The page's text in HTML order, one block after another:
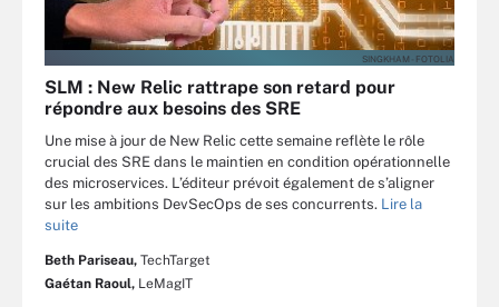
SINGKHAM - FOTOLIA
SLM : New Relic rattrape son retard pour
répondre aux besoins des SRE
Une mise à jour de New Relic cette semaine reflète le rôle
crucial des SRE dans le maintien en condition opérationnelle
des microservices. L’éditeur prévoit également de s’aligner
sur les ambitions DevSecOps de ses concurrents. Lire la
suite
Beth Pariseau, TechTarget
Gaétan Raoul, LeMagIT